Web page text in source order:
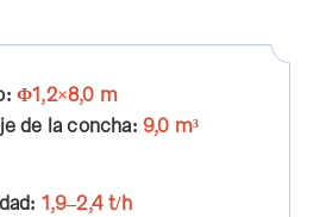
Φ1,2×8,0 m
de la concha:9,0 m³
1,9–2,4 t/h